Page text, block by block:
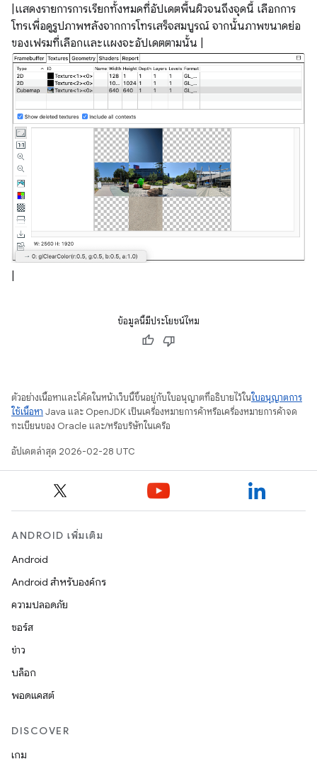
|แสดงรายการการเรียกทั้งหมดที่อัปเดตพื้นผิวจนถึงจุดนี้ เลือกการ
โทรเพื่อดูรูปภาพหลังจากการโทรเสร็จสมบูรณ์ จากนั้นภาพขนาดย่อ
ของเฟรมที่เลือกและแผงจะอัปเดตตามนั้น |
ข้อมูลนี้มีประโยชน์ไหม
ตัวอย่างเนื้อหาและโค้ดในหน้าเว็บนี้ขึ้นอยู่กับใบอนุญาตที่อธิบายไว้ในใบอนุญาตการ
ใช้เนื้อหา Java และ OpenJDK เป็นเครื่องหมายการค้าหรือเครื่องหมายการค้าจด
ทะเบียนของ Oracle และ/หรือบริษัทในเครือ
อัปเดตล่าสุด 2026-02-28 UTC
ANDROID เพิ่มเติม
Android
Android สำหรับองค์กร
ความปลอดภัย
ซอร์ส
ข่าว
บล็อก
พอดแคสต์
DISCOVER
เกม